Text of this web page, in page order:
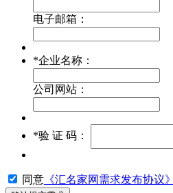
电子邮箱：
*企业名称：
公司网站：
*验 证 码：
同意 《汇名家网需求发布协议》